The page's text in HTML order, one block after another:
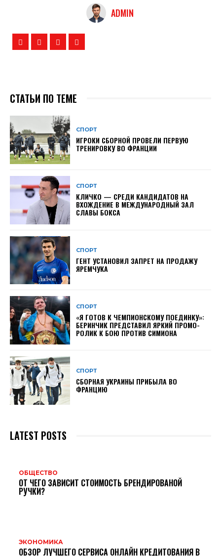
ADMIN
СТАТЬИ ПО ТЕМЕ
СПОРТ
ИГРОКИ СБОРНОЙ ПРОВЕЛИ ПЕРВУЮ
ТРЕНИРОВКУ ВО ФРАНЦИИ
СПОРТ
КЛИЧКО — СРЕДИ КАНДИДАТОВ НА
ВХОЖДЕНИЕ В МЕЖДУНАРОДНЫЙ ЗАЛ
СЛАВЫ БОКСА
СПОРТ
ГЕНТ УСТАНОВИЛ ЗАПРЕТ НА ПРОДАЖУ
ЯРЕМЧУКА
СПОРТ
«Я ГОТОВ К ЧЕМПИОНСКОМУ ПОЕДИНКУ»:
БЕРИНЧИК ПРЕДСТАВИЛ ЯРКИЙ ПРОМО-
РОЛИК К БОЮ ПРОТИВ СИМИОНА
СПОРТ
СБОРНАЯ УКРАИНЫ ПРИБЫЛА ВО
ФРАНЦИЮ
LATEST POSTS
ОБЩЕСТВО
ОТ ЧЕГО ЗАВИСИТ СТОИМОСТЬ БРЕНДИРОВАНОЙ
РУЧКИ?
ЭКОНОМИКА
ОБЗОР ЛУЧШЕГО СЕРВИСА ОНЛАЙН КРЕДИТОВАНИЯ В